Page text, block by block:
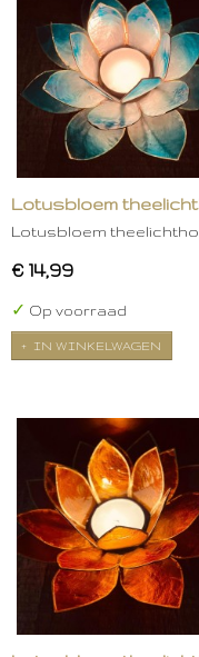
Lotusbloem
Lotusbloem
€ 14,99
✓ Op voorraad
IN WINKELWAGEN